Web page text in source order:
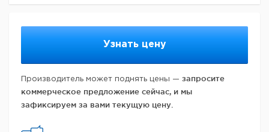
Узнать цену
Производитель может поднять цены — запросите
коммерческое предложение сейчас, и мы
зафиксируем за вами текущую цену.